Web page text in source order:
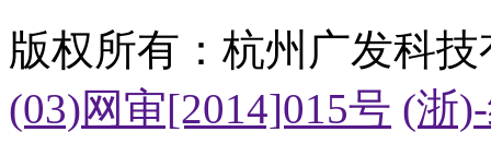
版权所有：杭州广发科
(03)网审[2014]015号 (浙